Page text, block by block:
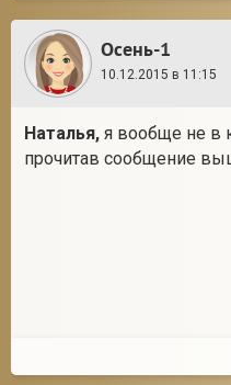
Осень-1
10.12.2015 в 11:15
Наталья, я вообще не в
прочитав сообщение